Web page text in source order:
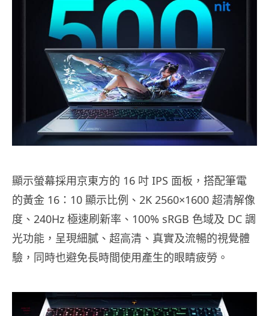
顯示螢幕採用京東方的 16 吋 IPS 面板，搭配筆電
的黃金 16：10 顯示比例、2K 2560×1600 超清解像
度、240Hz 極速刷新率、100% sRGB 色域及 DC 調
光功能，呈現細膩、超高清、真實及流暢的視覺體
驗，同時也避免長時間使用產生的眼睛疲勞。